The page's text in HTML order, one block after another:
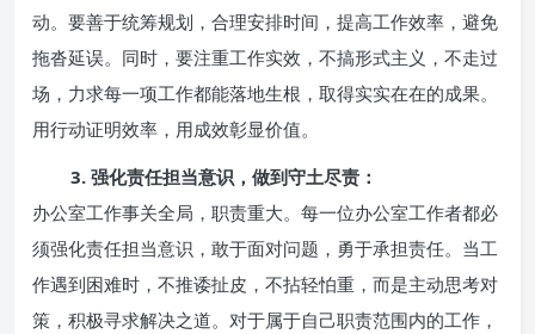
动。要善于统筹规划，合理安排时间，提高工作效率，避免
拖沓延误。同时，要注重工作实效，不搞形式主义，不走过
场，力求每一项工作都能落地生根，取得实实在在的成果。
用行动证明效率，用成效彰显价值。
3. 强化责任担当意识，做到守土尽责：
办公室工作事关全局，职责重大。每一位办公室工作者都必
须强化责任担当意识，敢于面对问题，勇于承担责任。当工
作遇到困难时，不推诿扯皮，不拈轻怕重，而是主动思考对
策，积极寻求解决之道。对于属于自己职责范围内的工作，